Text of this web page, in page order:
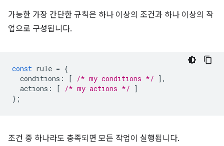
가능한 가장 간단한 규칙은 하나 이상의 조건과 하나 이상의 작
업으로 구성됩니다.
const rule = {
conditions : [ /* my conditions */ ],
actions : [ /* my actions */ ]
};
조건 중 하나라도 충족되면 모든 작업이 실행됩니다.